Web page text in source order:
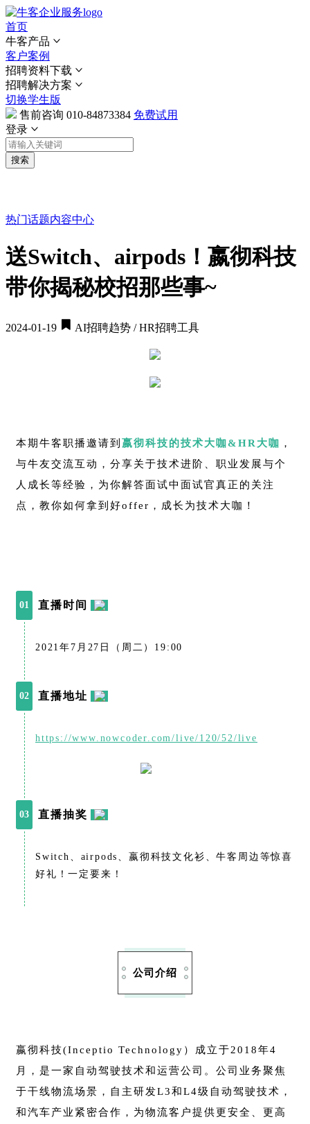
首页
牛客产品
客户案例
招聘资料下载
招聘解决方案
切换学生版
售前咨询 010-84873384 免费试用
登录
搜索
热门话题内容中心
送Switch、airpods！嬴彻科技
带你揭秘校招那些事~
2024-01-19 AI招聘趋势 / HR招聘工具
本期牛客职播邀请到 嬴彻科技的技术大咖&HR大咖 ，
与牛友交流互动，分享关于技术进阶、职业发展与个
人成长等经验，为你解答面试中面试官真正的关注
点，教你如何拿到好offer，成长为技术大咖！
01 直播时间
2021年7月27日（周二）19:00
02 直播地址
https://www.nowcoder.com/live/120/52/live
03 直播抽奖
Switch、airpods、嬴彻科技文化衫、牛客周边等惊喜
好礼！一定要来！
公司介绍
嬴彻科技(Inceptio Technology）成立于2018年4
月，是一家自动驾驶技术和运营公司。公司业务聚焦
于干线物流场景，自主研发L3和L4级自动驾驶技术，
和汽车产业紧密合作，为物流客户提供更安全、更高